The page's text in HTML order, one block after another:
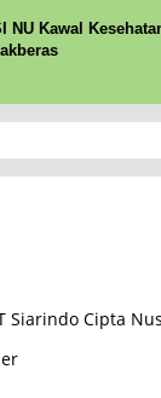
NU Kawal
Siarindo Cipta